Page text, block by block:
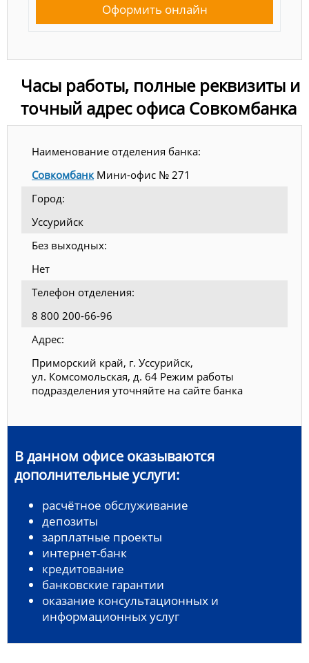
Оформить онлайн
Часы работы, полные реквизиты и
точный адрес офиса Совкомбанка
Наименование отделения банка:
Совкомбанк Мини-офис № 271
Город:
Уссурийск
Без выходных:
Нет
Телефон отделения:
8 800 200-66-96
Адрес:
Приморский край, г. Уссурийск,
ул. Комсомольская, д. 64 Режим работы
подразделения уточняйте на сайте банка
В данном офисе оказываются
дополнительные услуги:
расчётное обслуживание
депозиты
зарплатные проекты
интернет-банк
кредитование
банковские гарантии
оказание консультационных и
информационных услуг